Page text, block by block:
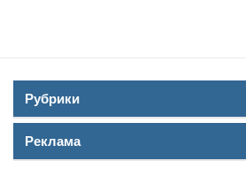
Рубрики
Реклама